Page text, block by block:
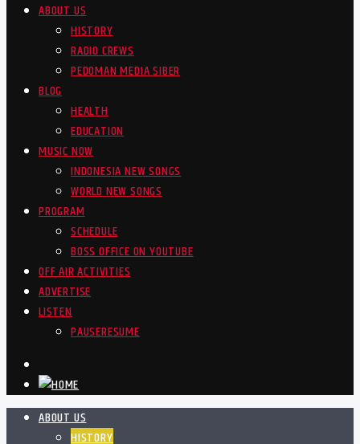
ABOUT US
HISTORY
RADIO CREWS
PEDOMAN MEDIA SIBER
BLOG
HEALTH
EDUCATION
MUSIC NOW
INDONESIA NEW SONGS
WORLD NEW SONGS
PROGRAM
SCHEDULE
BOSS OFFICE ON YOUTUBE
OFF AIR ACTIVITIES
ADVERTISE
LISTEN
PAUSERESUME
ABOUT US
HISTORY